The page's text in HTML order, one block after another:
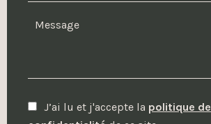
J’ai lu et j'accepte la politique de